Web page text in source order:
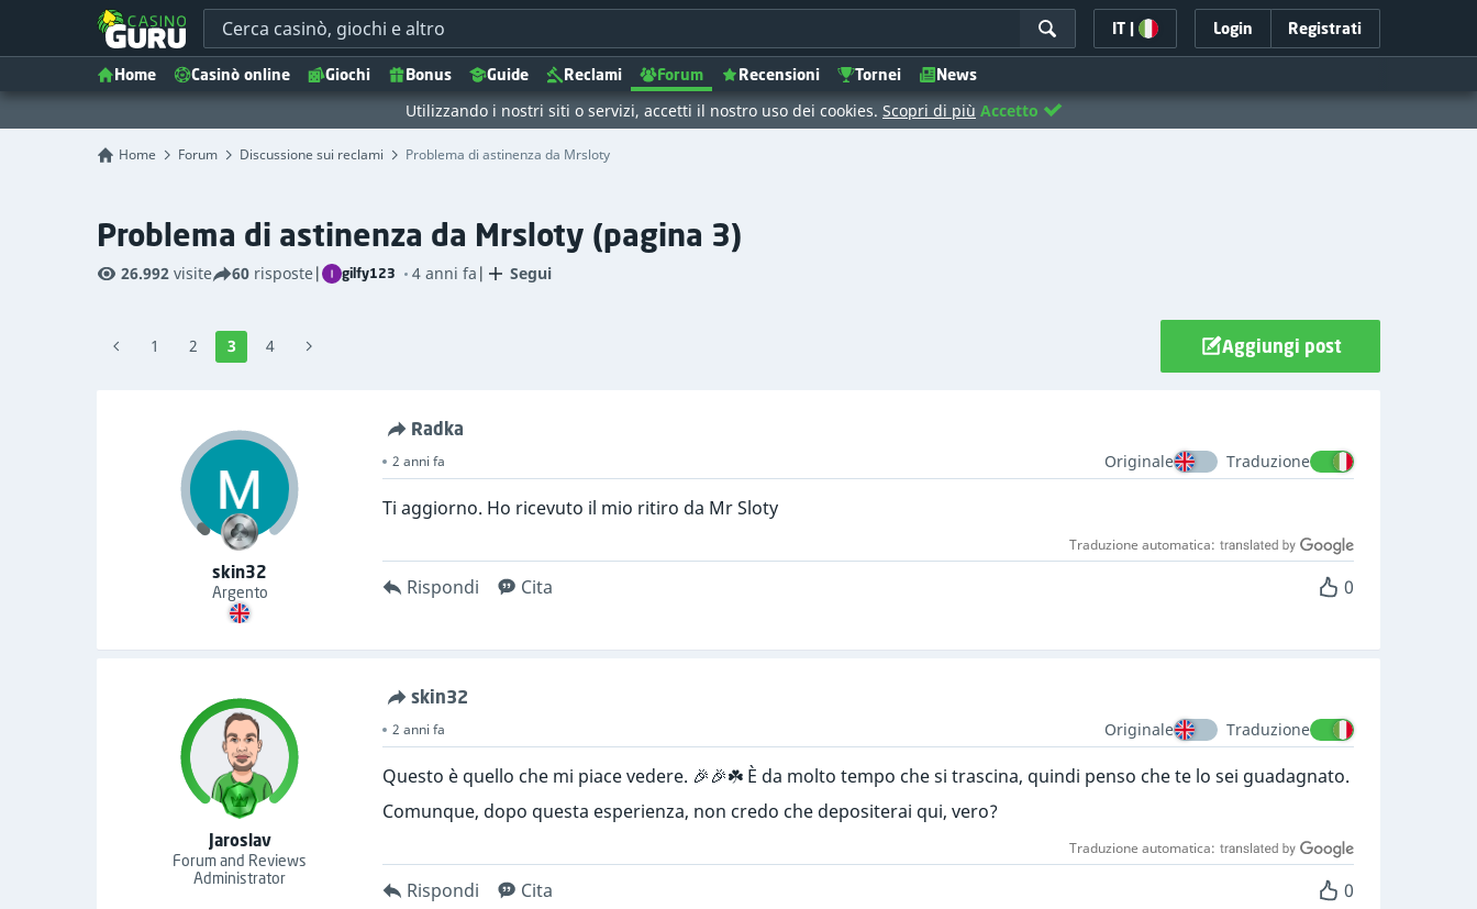
IT | Login Registrati
Home Casinò online Giochi Bonus Guide Reclami Forum Recensioni Tornei
News
Utilizzando i nostri siti o servizi, accetti il nostro uso dei cookies. Scopri di più Accetto
Home Forum Discussione sui reclami Problema di astinenza da Mrsloty
Problema di astinenza da Mrsloty (pagina 3)
26.992 visite 60 risposte| gilfy123 4 anni fa | Segui
1 2 3 4 Aggiungi post
skin32
Argento
Radka
2 anni fa Originale Traduzione
Ti aggiorno. Ho ricevuto il mio ritiro da Mr Sloty
Traduzione automatica:
Rispondi Cita 0
Jaroslav
Forum and Reviews
Administrator
skin32
2 anni fa Originale Traduzione
Questo è quello che mi piace vedere. 🎉🎉☘️ È da molto tempo che si trascina, quindi penso che te lo sei guadagnato.
Comunque, dopo questa esperienza, non credo che depositerai qui, vero?
Traduzione automatica:
Rispondi Cita 0